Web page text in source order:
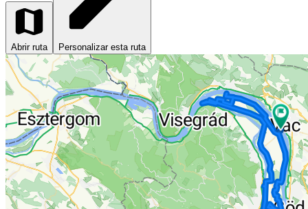
Abrir ruta Personalizar esta ruta